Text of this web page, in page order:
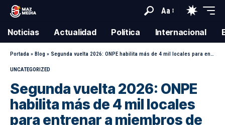
Aa
Noticias Actualidad Política Internacional
Portada » Blog » Segunda vuelta 2026: ONPE habilita más de 4 mil locales para entrenar a miembros de mesa
UNCATEGORIZED
Segunda vuelta 2026: ONPE
habilita más de 4 mil locales
para entrenar a miembros de